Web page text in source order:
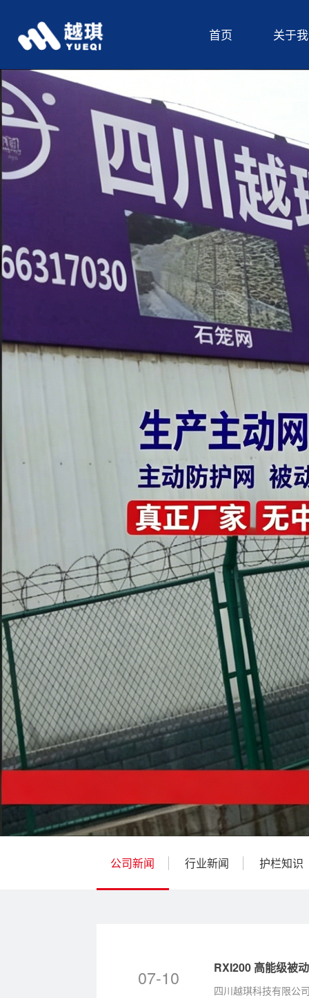
首页 关于
公司新闻 行业新闻 护栏知识
07-10 RXI200 高能级被
四川越琪科技有限公